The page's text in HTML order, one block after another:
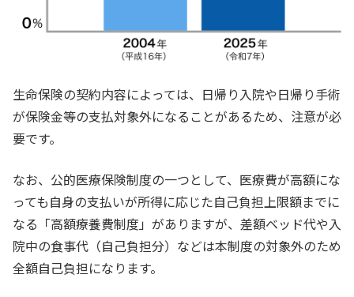
生命保険の契約内容によっては、日帰り入院や日帰り手術
が保険金等の支払対象外になることがあるため、注意が必
要です。
なお、公的医療保険制度の一つとして、医療費が高額にな
っても自身の支払いが所得に応じた自己負担上限額までに
なる「高額療養費制度」がありますが、差額ベッド代や入
院中の食事代（自己負担分）などは本制度の対象外のため
全額自己負担になります。